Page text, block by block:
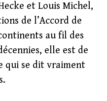
et Louis Michel,
de l’Accord de
au fil des
elle est de
qui se dit vraiment